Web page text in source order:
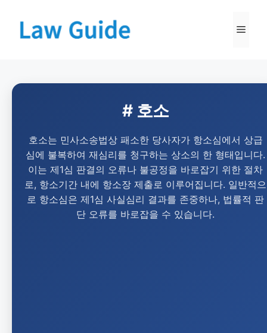
# 호소
호소는 민사소송법상 패소한 당사자가 항소심에서 상급
심에 불복하여 재심리를 청구하는 상소의 한 형태입니다.
이는 제1심 판결의 오류나 불공정을 바로잡기 위한 절차
로, 항소기간 내에 항소장 제출로 이루어집니다. 일반적으
로 항소심은 제1심 사실심리 결과를 존중하나, 법률적 판
단 오류를 바로잡을 수 있습니다.